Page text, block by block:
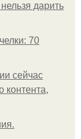
дарить
70
сейчас
контента,